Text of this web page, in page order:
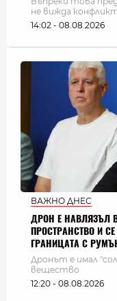
не вижда
14:02 - 08.08.2026
ВАЖНО ДНЕС
ДРОН Е НАВЛЯЗЪЛ
ПРОСТРАНСТВО И
ГРАНИЦАТА С
Дронът е имал
вещество
12:20 - 08.08.2026